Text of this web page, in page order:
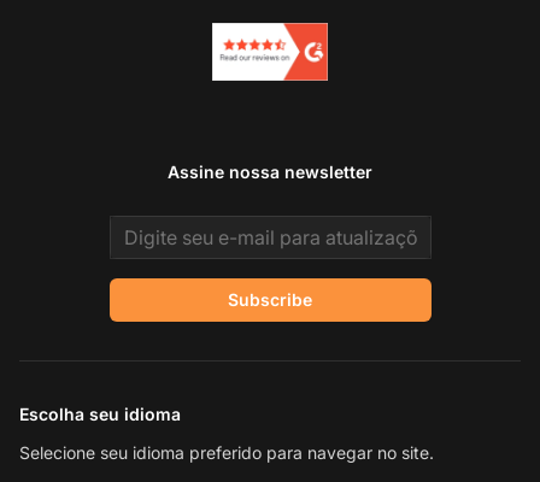
Assine nossa newsletter
Email address
Subscribe
Escolha seu idioma
Selecione seu idioma preferido para navegar no site.